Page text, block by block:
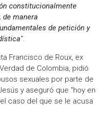
constitucionalmente
manera
de petición y
.
Francisco de Roux, ex
de Colombia, pidió
sexuales por parte de
y aseguró que "hoy en
caso del que se le acusa